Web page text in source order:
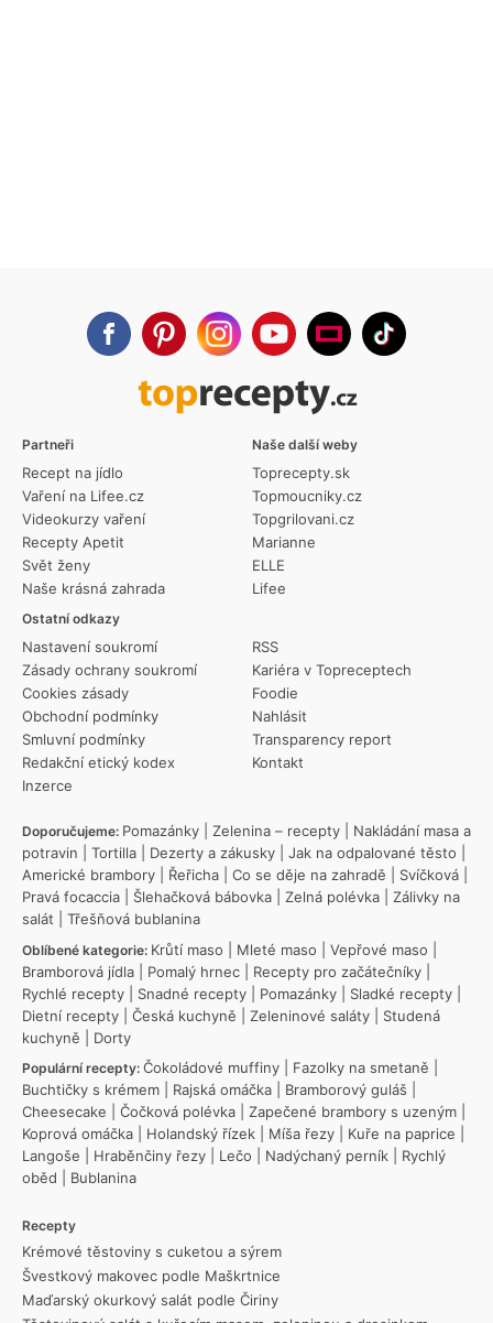
Partneři
Recept na jídlo
Vaření na Lifee.cz
Videokurzy vaření
Recepty Apetit
Svět ženy
Naše krásná zahrada
Ostatní odkazy
Nastavení soukromí
Zásady ochrany soukromí
Cookies zásady
Obchodní podmínky
Smluvní podmínky
Redakční etický kodex
Inzerce
RSS
Kariéra v Topreceptech
Foodie
Nahlásit
Transparency report
Kontakt
Naše další weby
Toprecepty.sk
Topmoucniky.cz
Topgrilovani.cz
Marianne
ELLE
Lifee
Doporučujeme: Pomazánky Zelenina – recepty
Nakládání masa a
potravin
Tortilla Dezerty a zákusky Jak na odpalované těsto
Americké brambory
Řeřicha Co se děje na zahradě Svíčková
Pravá focaccia
Šlehačková bábovka Zelná polévka
Zálivky na
salát
Třešňová bublanina
Oblíbené kategorie: Krůtí maso Mleté maso Vepřové maso
Bramborová jídla
Pomalý hrnec Recepty pro začátečníky
Rychlé recepty
Snadné recepty Pomazánky Sladké recepty
Dietní recepty
Česká kuchyně Zeleninové saláty
Studená
kuchyně
Dorty
Populární recepty: Čokoládové muffiny Fazolky na smetaně
Buchtičky s krémem
Rajská omáčka Bramborový guláš
Cheesecake
Čočková polévka Zapečené brambory s uzeným
Koprová omáčka
Holandský řízek Míša řezy Kuře na paprice
Langoše
Hraběnčiny řezy Lečo Nadýchaný perník
Rychlý
oběd
Bublanina
Recepty
Krémové těstoviny s cuketou a sýrem
Švestkový makovec podle Maškrtnice
Maďarský okurkový salát podle Čiriny